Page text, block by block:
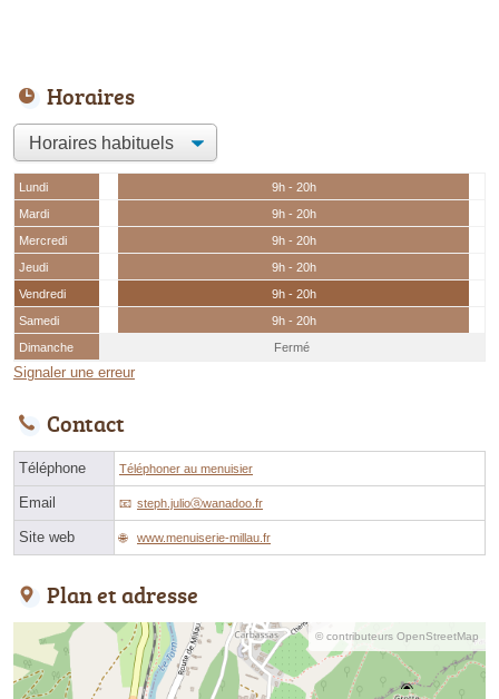
Horaires
Lundi
9h - 20h
Mardi
9h - 20h
Mercredi
9h - 20h
Jeudi
9h - 20h
Vendredi
9h - 20h
Samedi
9h - 20h
Dimanche
Fermé
Signaler une erreur
Contact
Téléphone Téléphoner au menuisier
Email steph.julioⓐwanadoo.fr
Site web www.menuiserie-millau.fr
Plan et adresse
© contributeurs OpenStreetMap